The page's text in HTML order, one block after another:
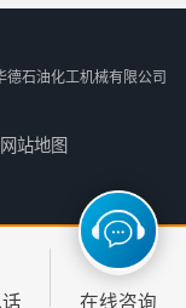
原船用臂厂家
德石油化工机械有限公司
网站地图
在线咨询